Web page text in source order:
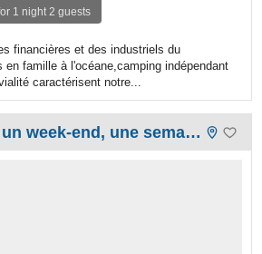
1 night 2 guests
financières et des industriels du
en famille à l'océane,camping indépendant
caractérisent notre...
Locations pour un week-end, une semaine ou plus...